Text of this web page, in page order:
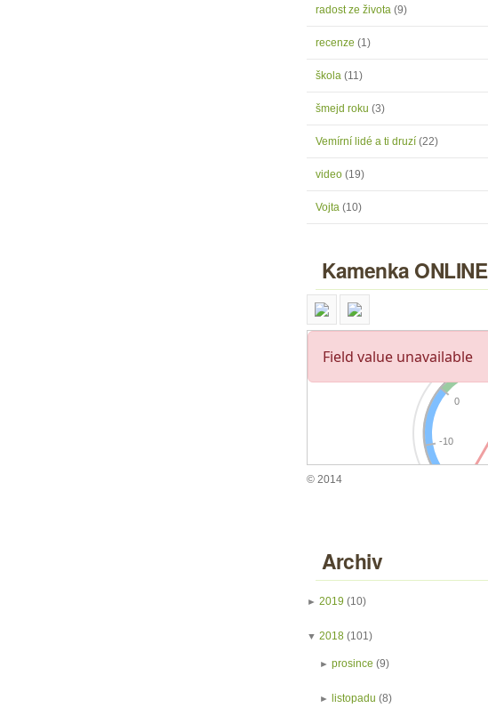
radost ze života (9)
recenze (1)
škola (11)
šmejd roku (3)
Vemírní lidé a ti druzí (22)
video (19)
Vojta (10)
Kamenka ONLINE
© 2014
Archiv
► 2019 (10)
▼ 2018 (101)
►prosince (9)
►listopadu (8)